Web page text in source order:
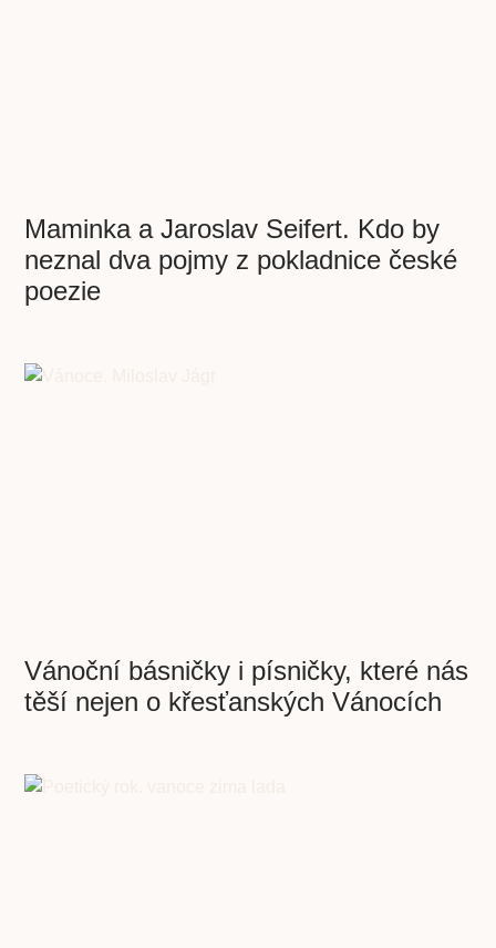
Maminka a Jaroslav Seifert. Kdo by
neznal dva pojmy z pokladnice české
poezie
Vánoční básničky i písničky, které nás
těší nejen o křesťanských Vánocích